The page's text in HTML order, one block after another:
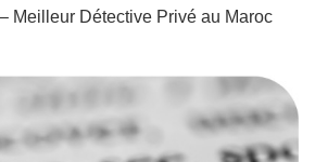
Meilleur Détective Privé au Maroc